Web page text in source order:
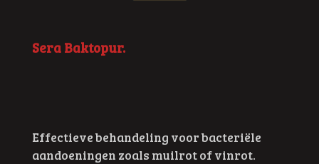
Sera Baktopur.
Effectieve behandeling voor bacteriële
aandoeningen zoals muilrot of vinrot.